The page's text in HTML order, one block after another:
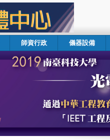
師資行政 儀器設備